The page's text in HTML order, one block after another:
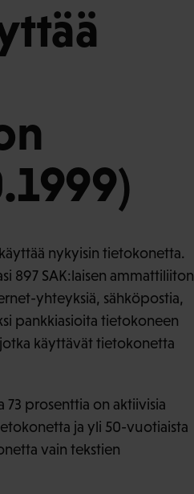
nykyisin tietokonetta.
897 SAK:laisen ammattiliiton
yhteyksiä, sähköpostia,
pankkiasioita tietokoneen
käyttävät tietokonetta
prosenttia on aktiivisia
ja yli 50-vuotiaista
vain tekstien